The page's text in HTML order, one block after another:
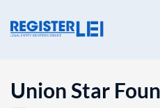
Union Star